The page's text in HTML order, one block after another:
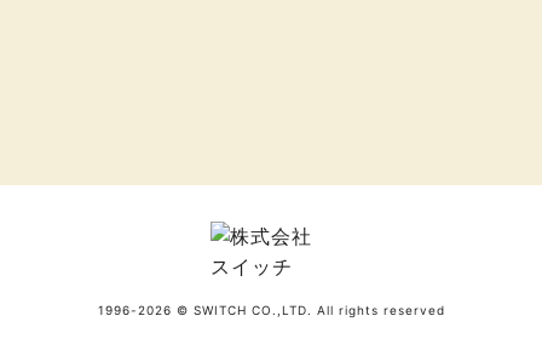
1996-2026 © SWITCH CO.,LTD. All rights reserved